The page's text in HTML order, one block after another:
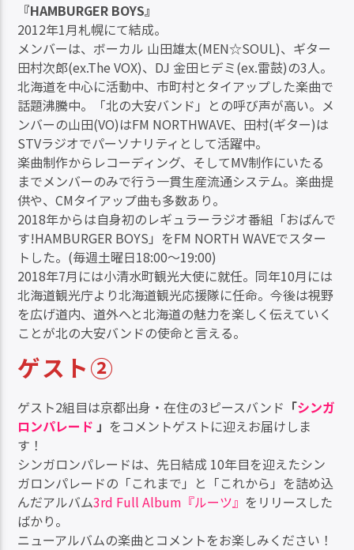
『HAMBURGER BOYS』
2012年1月札幌にて結成。
メンバーは、ボーカル 山田雄太(MEN☆SOUL)、ギター
田村次郎(ex.The VOX)、DJ 金田ヒデミ(ex.雷鼓)の3人。
北海道を中心に活動中、市町村とタイアップした楽曲で
話題沸騰中。「北の大安バンド」との呼び声が高い。メ
ンバーの山田(VO)はFM NORTHWAVE、田村(ギター)は
STVラジオでパーソナリティとして活躍中。
楽曲制作からレコーディング、そしてMV制作にいたる
までメンバーのみで行う一貫生産流通システム。楽曲提
供や、CMタイアップ曲も多数あり。
2018年からは自身初のレギュラーラジオ番組「おばんで
す!HAMBURGER BOYS」をFM NORTH WAVEでスター
トした。(毎週土曜日18:00〜19:00)
2018年7月には小清水町観光大使に就任。同年10月には
北海道観光庁より北海道観光応援隊に任命。今後は視野
を広げ道内、道外へと北海道の魅力を楽しく伝えていく
ことが北の大安バンドの使命と言える。
ゲスト②
ゲスト2組目は京都出身・在住の3ピースバンド 「シンガ
ロンパレード 」 をコメントゲストに迎えお届けしま
す！
シンガロンパレードは、先日結成 10年目を迎えたシン
ガロンパレードの「これまで」と「これから」を詰め込
んだアルバム3rd Full Album『ルーツ』 をリリースした
ばかり。
ニューアルバムの楽曲とコメントをお楽しみください！